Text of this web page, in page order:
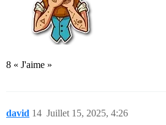
8 « J'aime »
david Juillet 15, 2025, 4:26
14